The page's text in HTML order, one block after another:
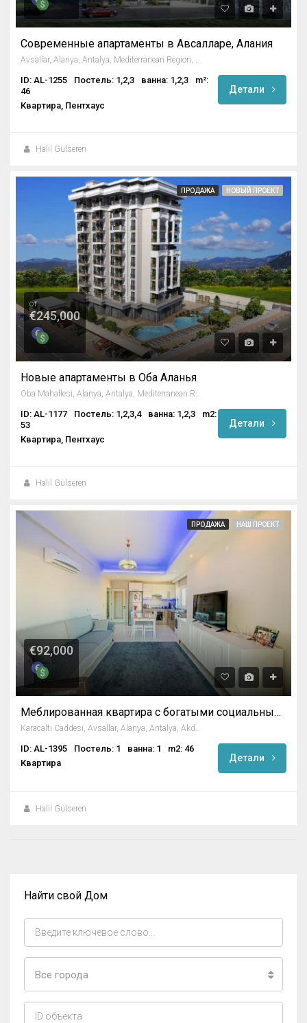
Современные апартаменты в Авсалларе, Алания
Avsallar, Alanya, Antalya, Mediterranean Region, 07407, Turkey
ID: AL-1255 Постель: 1,2,3 ванна: 1,2,3
m²:
46
Квартира, Пентхаус
Детали
Halil Gülseren
ПРОДАЖА НОВЫЙ ПРОЕКТ
от
€245,000
Новые апартаменты в Оба Аланья
Oba Mahallesi, Alanya, Antalya, Mediterranean Region, Turkey
ID: AL-1177 Постель: 1,2,3,4 ванна: 1,2,3
m2:
53
Квартира, Пентхаус
Детали
Halil Gülseren
ПРОДАЖА НАШ ПРОЕКТ
€92,000
Меблированная квартира с богатыми социальными удобствами в Авсалларе
ID: AL-1395 Постель: 1 ванна: 1
m2: 46
Квартира
Детали
Halil Gülseren
Найти свой Дом
Все города